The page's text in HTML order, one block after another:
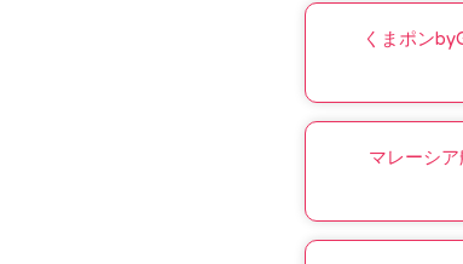
くまポン
マレーシア